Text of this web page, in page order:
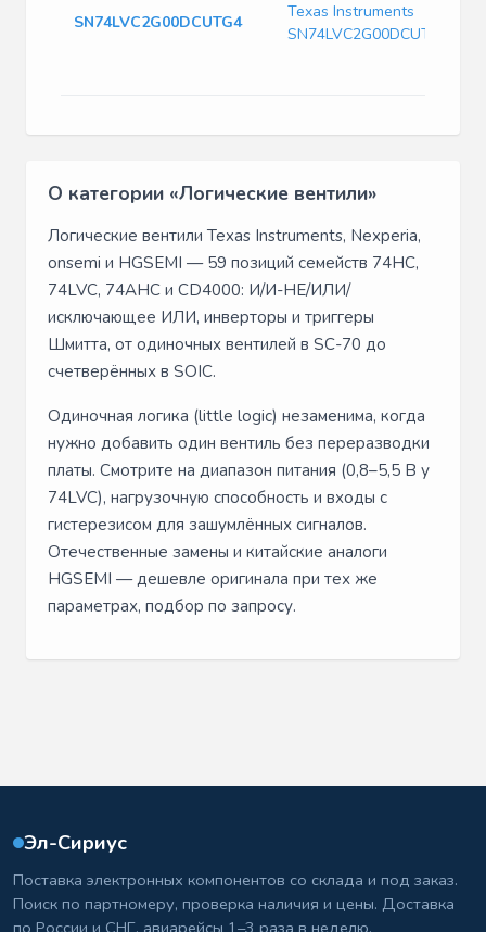
SN74LVC2G00DCUTG4
Texas Instruments
SN74LVC2G00DCUTG4
О категории «Логические вентили»
Логические вентили Texas Instruments, Nexperia,
onsemi и HGSEMI — 59 позиций семейств 74HC,
74LVC, 74AHC и CD4000: И/И-НЕ/ИЛИ/
исключающее ИЛИ, инверторы и триггеры
Шмитта, от одиночных вентилей в SC-70 до
счетверённых в SOIC.
Одиночная логика (little logic) незаменима, когда
нужно добавить один вентиль без переразводки
платы. Смотрите на диапазон питания (0,8–5,5 В у
74LVC), нагрузочную способность и входы с
гистерезисом для зашумлённых сигналов.
Отечественные замены и китайские аналоги
HGSEMI — дешевле оригинала при тех же
параметрах, подбор по запросу.
Эл-Сириус
Поставка электронных компонентов со склада и под заказ.
Поиск по партномеру, проверка наличия и цены. Доставка
по России и СНГ, авиарейсы 1–3 раза в неделю.